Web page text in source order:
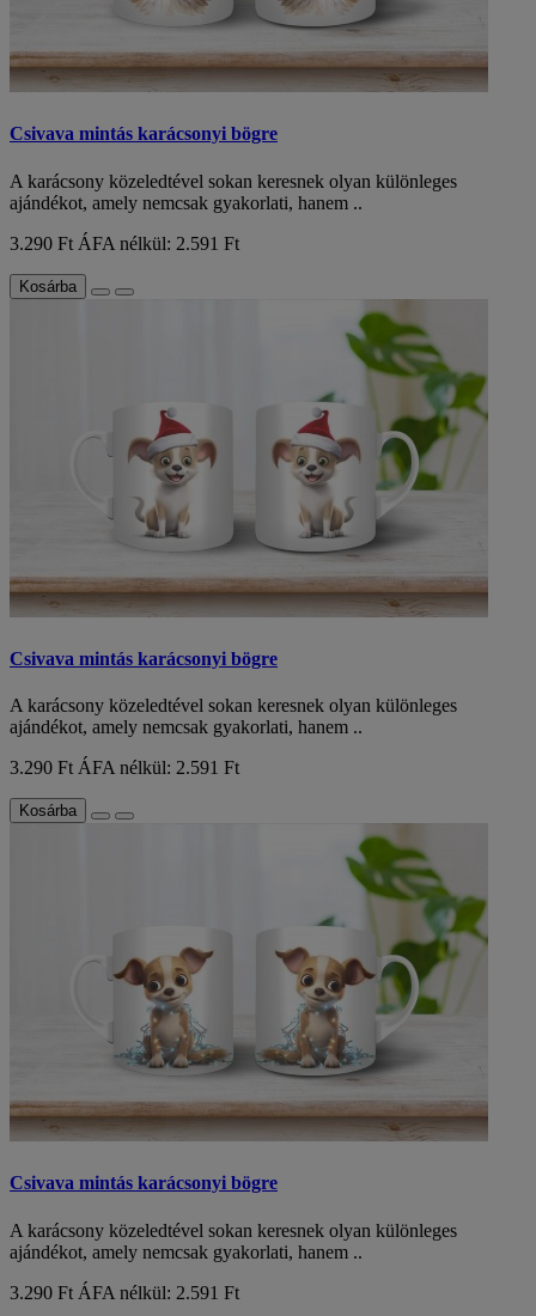
Csivava mintás karácsonyi bögre
A karácsony közeledtével sokan keresnek olyan különleges
ajándékot, amely nemcsak gyakorlati, hanem ..
3.290 Ft ÁFA nélkül: 2.591 Ft
Kosárba
Csivava mintás karácsonyi bögre
A karácsony közeledtével sokan keresnek olyan különleges
ajándékot, amely nemcsak gyakorlati, hanem ..
3.290 Ft ÁFA nélkül: 2.591 Ft
Kosárba
Csivava mintás karácsonyi bögre
A karácsony közeledtével sokan keresnek olyan különleges
ajándékot, amely nemcsak gyakorlati, hanem ..
3.290 Ft ÁFA nélkül: 2.591 Ft